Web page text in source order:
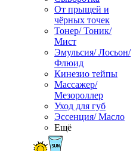
От прыщей и
чёрных точек
Тонер/ Тоник/
Мист
Эмульсия/ Лосьон/
Флюид
Кинезио тейпы
Массажер/
Мезороллер
Уход для губ
Эссенция/ Масло
Ещё